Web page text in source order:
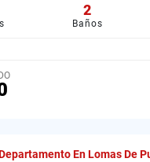
2
Baños
En Lomas De